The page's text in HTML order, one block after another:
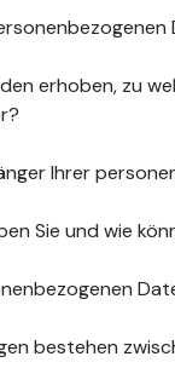
erhoben, zu
Ihrer
Sie und wie
bestehen